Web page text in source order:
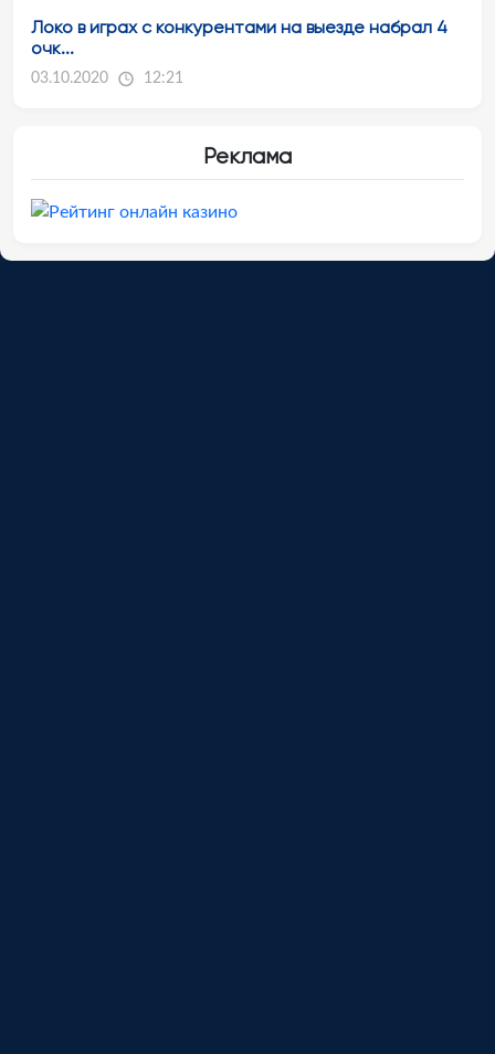
Локо в играх с конкурентами на выезде набрал 4
очк...
03.10.2020 12:21
Реклама